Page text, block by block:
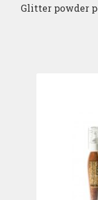
Glitter powder